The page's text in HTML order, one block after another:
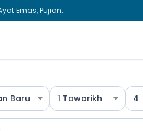
Emas, Pujian...
Baru 1 Tawarikh 4